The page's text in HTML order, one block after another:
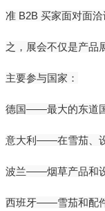
准 B2B 买家面对面
之，展会不仅是产品
主要参与国家：
德国——最大的东道
意大利——在雪茄、
波兰——烟草产品和
西班牙——雪茄和配